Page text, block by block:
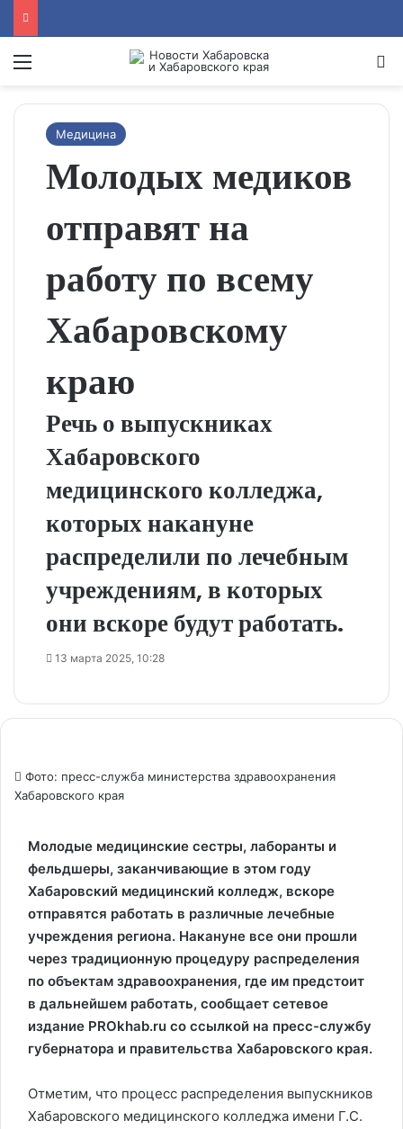
Menu
Медицина
Молодых медиков
отправят на
работу по всему
Хабаровскому
краю
Речь о выпускниках
Хабаровского
медицинского колледжа,
которых накануне
распределили по лечебным
учреждениям, в которых
они вскоре будут работать.
13 марта 2025, 10:28
Фото: пресс-служба министерства здравоохранения
Хабаровского края
Молодые медицинские сестры, лаборанты и
фельдшеры, заканчивающие в этом году
Хабаровский медицинский колледж, вскоре
отправятся работать в различные лечебные
учреждения региона. Накануне все они прошли
через традиционную процедуру распределения
по объектам здравоохранения, где им предстоит
в дальнейшем работать, сообщает сетевое
издание PROkhab.ru со ссылкой на пресс-службу
губернатора и правительства Хабаровского края.
Отметим, что процесс распределения выпускников
Хабаровского медицинского колледжа имени Г.С.